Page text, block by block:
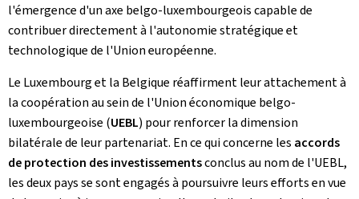
l'émergence d'un axe belgo-luxembourgeois capable de
contribuer directement à l'autonomie stratégique et
technologique de l'Union européenne.
Le Luxembourg et la Belgique réaffirment leur attachement à
la coopération au sein de l'Union économique belgo-
luxembourgeoise (UEBL) pour renforcer la dimension
bilatérale de leur partenariat. En ce qui concerne les accords
de protection des investissementsconclus au nom de l'UEBL,
les deux pays se sont engagés à poursuivre leurs efforts en vue